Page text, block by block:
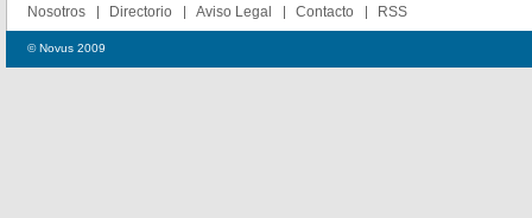
Nosotros Directorio Aviso Legal Contacto RSS
© Novus 2009